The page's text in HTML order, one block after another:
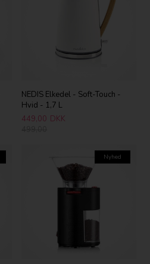
NEDIS Elkedel - Soft-Touch -
Hvid - 1,7 L
449,00 DKK
Nyhed